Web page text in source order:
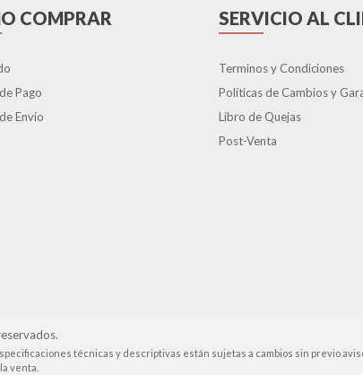
COMPRAR
Pago
Envío
SERVICIO AL
Terminos y Condiciones
Políticas de Cambios y
Libro de Quejas
Post-Venta
técnicas y descriptivas están sujetas a cambios sin previo
venta.